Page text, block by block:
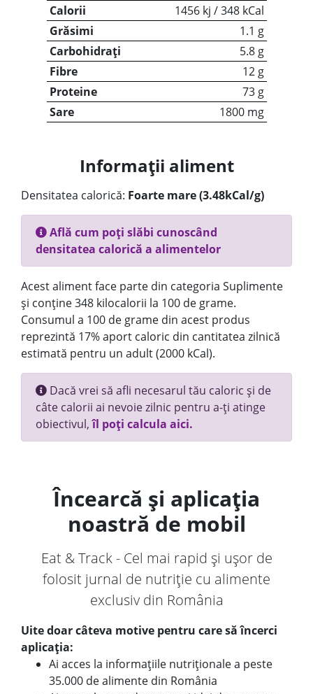
Calorii
1456 kj / 348 kCal
Grăsimi
1.1 g
Carbohidrați
5.8 g
Fibre
12 g
Proteine
73 g
Sare
1800 mg
Informații aliment
Densitatea calorică: Foarte mare (3.48kCal/g)
Află cum poți slăbi cunoscând
densitatea calorică a alimentelor
Acest aliment face parte din categoria Suplimente
și conține 348 kilocalorii la 100 de grame.
Consumul a 100 de grame din acest produs
reprezintă 17% aport caloric din cantitatea zilnică
estimată pentru un adult (2000 kCal).
Dacă vrei să afli necesarul tău caloric și de
câte calorii ai nevoie zilnic pentru a-ți atinge
obiectivul,îl poți calcula aici.
Încearcă și aplicația
noastră de mobil
Eat & Track - Cel mai rapid și ușor de
folosit jurnal de nutriție cu alimente
exclusiv din România
Uite doar câteva motive pentru care să încerci
aplicația:
Ai acces la informațiile nutriționale a peste
35.000 de alimente din România